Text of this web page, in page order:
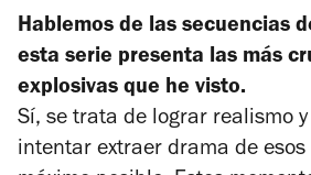
Hablemos de las secuencias
esta serie presenta las más
explosivas que he visto.
Sí, se trata de lograr realismo
intentar extraer drama de esos